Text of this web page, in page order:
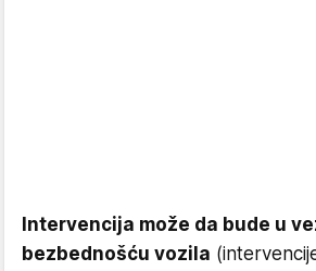
Intervencija može da bude u
bezbednošću vozila